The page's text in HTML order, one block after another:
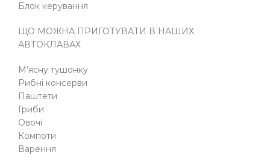
Блок керування
ЩО МОЖНА ПРИГОТУВАТИ В НАШИХ
АВТОКЛАВАХ
М’ясну тушонку
Рибні консерви
Паштети
Гриби
Овочі
Компоти
Варення